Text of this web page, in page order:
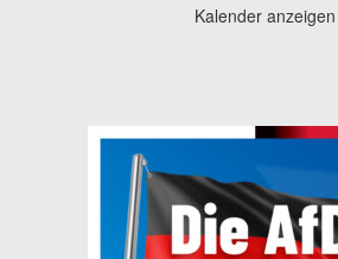
Kalender anzeigen